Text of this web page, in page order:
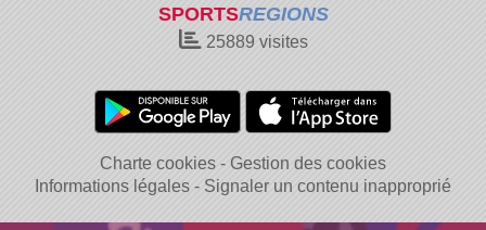
SPORTSREGIONS
25889 visites
Charte cookies
Gestion des cookies
Informations légales
Signaler un contenu inapproprié